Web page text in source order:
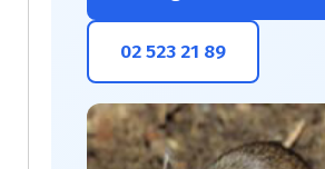
02 523 21 89